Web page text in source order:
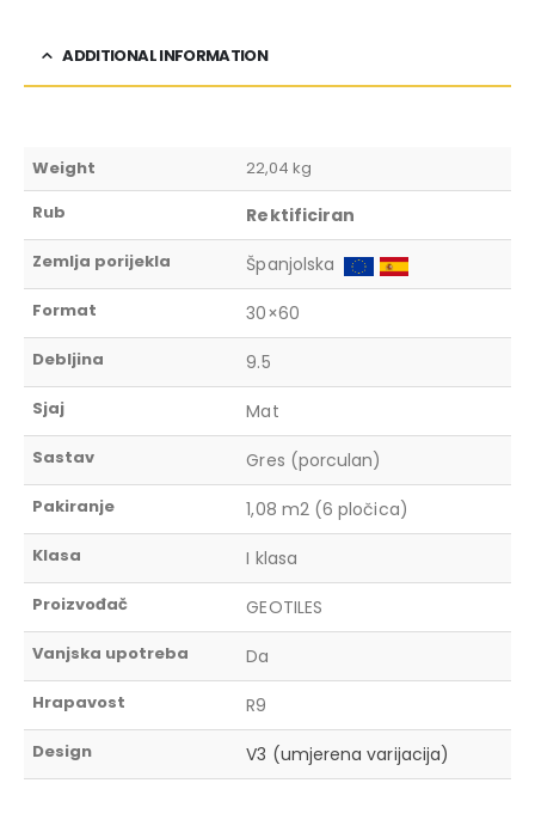
ADDITIONAL INFORMATION
Weight
22,04 kg
Rub
Rektificiran
Zemlja porijekla Španjolska
Format 30×60
Debljina 9.5
Sjaj Mat
Sastav Gres (porculan)
Pakiranje 1,08 m2 (6 pločica)
Klasa I klasa
Proizvođač GEOTILES
Vanjska upotreba Da
Hrapavost R9
Design V3 (umjerena varijacija)